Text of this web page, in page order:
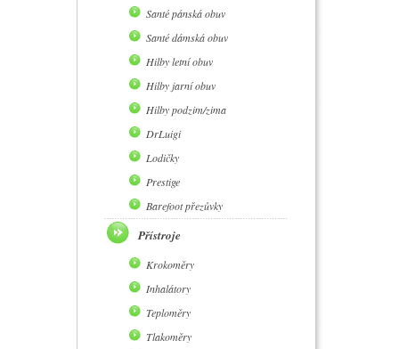
Santé pánská obuv
Santé dámská obuv
Hilby letní obuv
Hilby jarní obuv
Hilby podzim/zima
DrLuigi
Lodičky
Prestige
Barefoot přezůvky
Přístroje
Krokoměry
Inhalátory
Teploměry
Tlakoměry